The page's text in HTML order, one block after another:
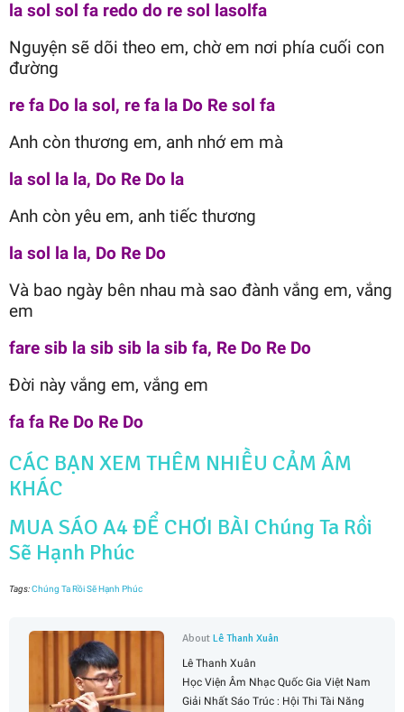
la sol sol fa redo do re sol lasolfa
Nguyện sẽ dõi theo em, chờ em nơi phía cuối con
đường
re fa Do la sol, re fa la Do Re sol fa
Anh còn thương em, anh nhớ em mà
la sol la la, Do Re Do la
Anh còn yêu em, anh tiếc thương
la sol la la, Do Re Do
Và bao ngày bên nhau mà sao đành vắng em, vắng
em
fare sib la sib sib la sib fa, Re Do Re Do
Đời này vắng em, vắng em
fa fa Re Do Re Do
CÁC BẠN XEM THÊM NHIỀU CẢM ÂM
KHÁC
MUA SÁO A4 ĐỂ CHƠI BÀI Chúng Ta Rồi
Sẽ Hạnh Phúc
Tags:Chúng Ta Rồi Sẽ Hạnh Phúc
AboutLê Thanh Xuân
Lê Thanh Xuân
Học Viện Âm Nhạc Quốc Gia Việt Nam
Giải Nhất Sáo Trúc : Hội Thi Tài Năng